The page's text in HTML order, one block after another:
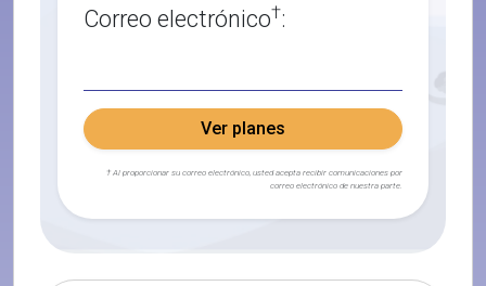
Correo electrónico†:
Ver planes
† Al proporcionar su correo electrónico, usted acepta recibir comunicaciones por
correo electrónico de nuestra parte.